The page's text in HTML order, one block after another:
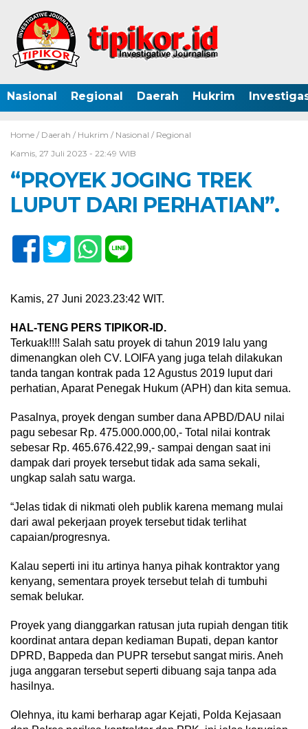
Nasional Regional Daerah Hukrim
Home / Daerah / Hukrim / Nasional / Regional
Kamis, 27 Juli 2023 - 22:49 WIB
“PROYEK JOGING TREK
LUPUT DARI PERHATIAN”.
Kamis, 27 Juni 2023.23:42 WIT.
HAL-TENG PERS TIPIKOR-ID.
Terkuak!!!! Salah satu proyek di tahun 2019 lalu yang
dimenangkan oleh CV. LOIFA yang juga telah dilakukan
tanda tangan kontrak pada 12 Agustus 2019 luput dari
perhatian, Aparat Penegak Hukum (APH) dan kita semua.
Pasalnya, proyek dengan sumber dana APBD/DAU nilai
pagu sebesar Rp. 475.000.000,00,- Total nilai kontrak
sebesar Rp. 465.676.422,99,- sampai dengan saat ini
dampak dari proyek tersebut tidak ada sama sekali,
ungkap salah satu warga.
“Jelas tidak di nikmati oleh publik karena memang mulai
dari awal pekerjaan proyek tersebut tidak terlihat
capaian/progresnya.
Kalau seperti ini itu artinya hanya pihak kontraktor yang
kenyang, sementara proyek tersebut telah di tumbuhi
semak belukar.
Proyek yang dianggarkan ratusan juta rupiah dengan titik
koordinat antara depan kediaman Bupati, depan kantor
DPRD, Bappeda dan PUPR tersebut sangat miris. Aneh
juga anggaran tersebut seperti dibuang saja tanpa ada
hasilnya.
Olehnya, itu kami berharap agar Kejati, Polda Kejasaan